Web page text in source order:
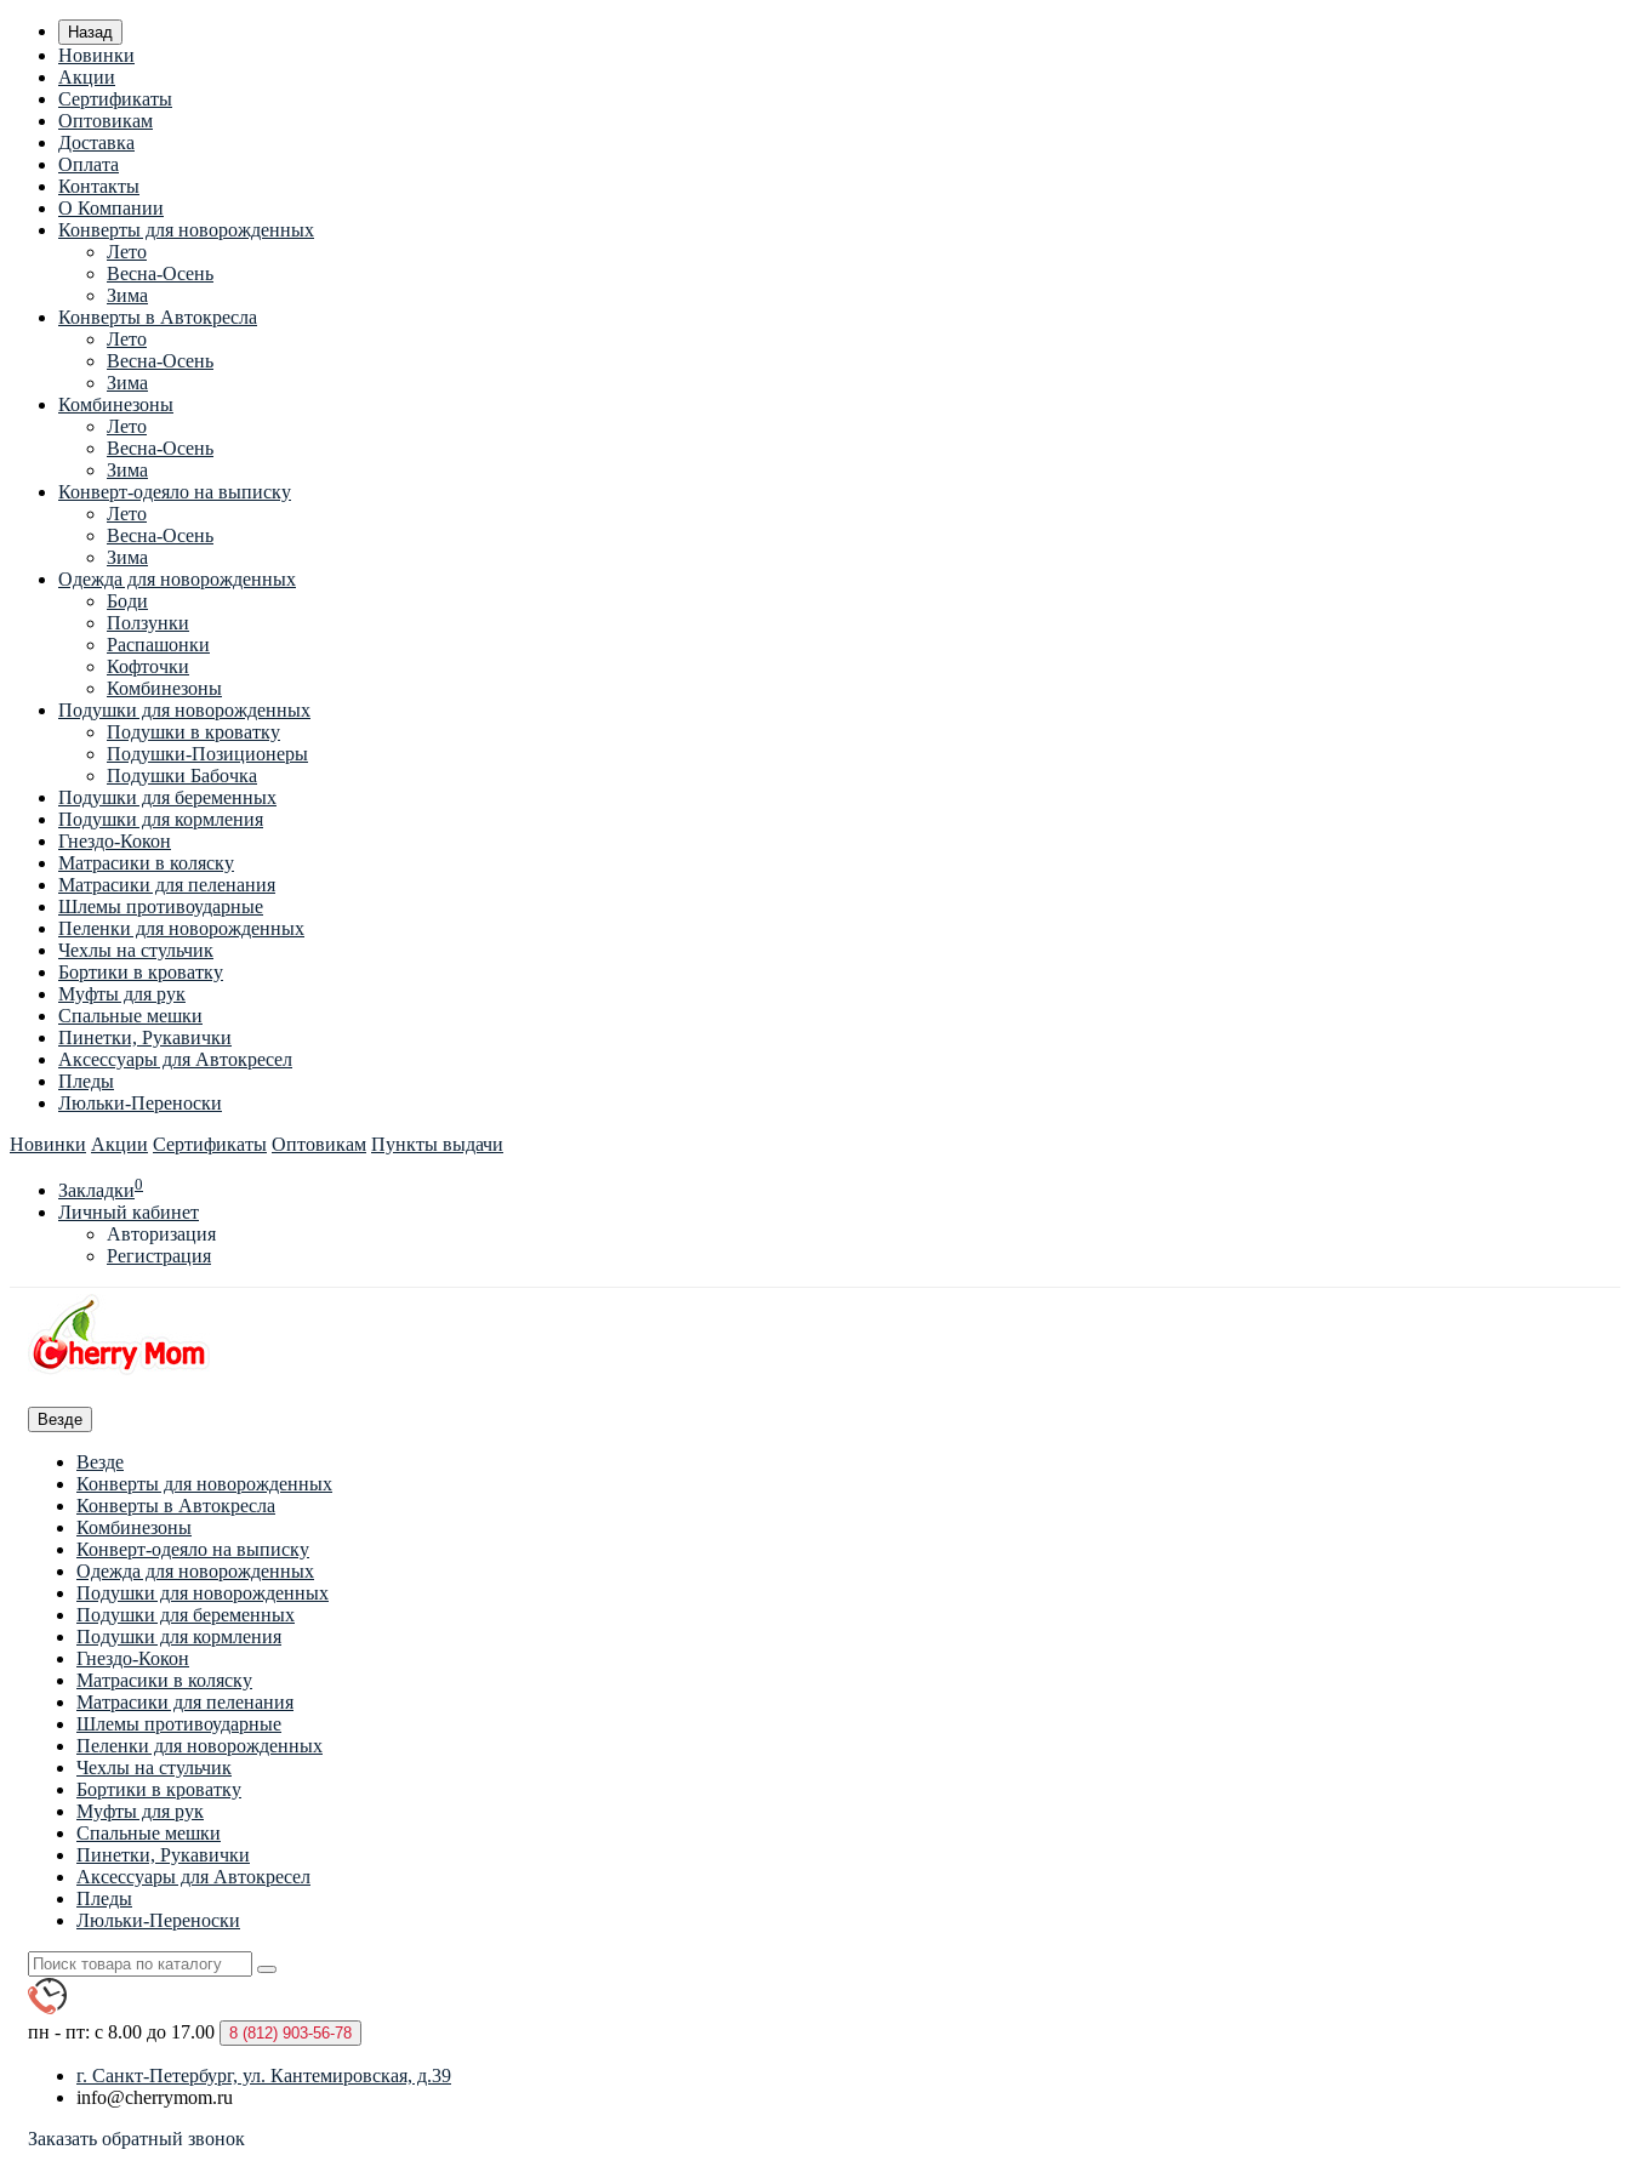
Назад
Новинки
Акции
Сертификаты
Оптовикам
Доставка
Оплата
Контакты
О Компании
Конверты для новорожденных
Лето
Весна-Осень
Зима
Конверты в Автокресла
Лето
Весна-Осень
Зима
Комбинезоны
Лето
Весна-Осень
Зима
Конверт-одеяло на выписку
Лето
Весна-Осень
Зима
Одежда для новорожденных
Боди
Ползунки
Распашонки
Кофточки
Комбинезоны
Подушки для новорожденных
Подушки в кроватку
Подушки-Позиционеры
Подушки Бабочка
Подушки для беременных
Подушки для кормления
Гнездо-Кокон
Матрасики в коляску
Матрасики для пеленания
Шлемы противоударные
Пеленки для новорожденных
Чехлы на стульчик
Бортики в кроватку
Муфты для рук
Спальные мешки
Пинетки, Рукавички
Аксессуары для Автокресел
Пледы
Люльки-Переноски
Новинки Акции Сертификаты Оптовикам Пункты выдачи
Закладки0
Личный кабинет
Авторизация
Регистрация
Везде
Везде
Конверты для новорожденных
Конверты в Автокресла
Комбинезоны
Конверт-одеяло на выписку
Одежда для новорожденных
Подушки для новорожденных
Подушки для беременных
Подушки для кормления
Гнездо-Кокон
Матрасики в коляску
Матрасики для пеленания
Шлемы противоударные
Пеленки для новорожденных
Чехлы на стульчик
Бортики в кроватку
Муфты для рук
Спальные мешки
Пинетки, Рукавички
Аксессуары для Автокресел
Пледы
Люльки-Переноски
пн - пт: с 8.00 до 17.00 8 (812) 903-56-78
г. Санкт-Петербург, ул. Кантемировская, д.39
info@cherrymom.ru
Заказать обратный звонок